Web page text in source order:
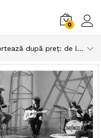
0
Sortează după preț: de la mic la mare